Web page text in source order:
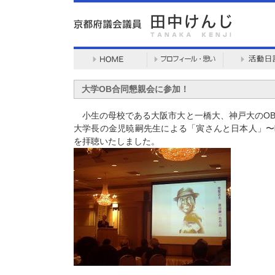
大学OB合同懇親会に参加！
小生の母校である大阪市大と一橋大、神戸大の
大学長の金児暁嗣先生による「寅さんと日本人」
を拝聴いたしました。